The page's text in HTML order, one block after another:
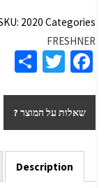
2020 Categories:
FRESHNER
Fa
b
o
o
k
T
tt
er
ar
e
שאלות על המוצר ?
Description